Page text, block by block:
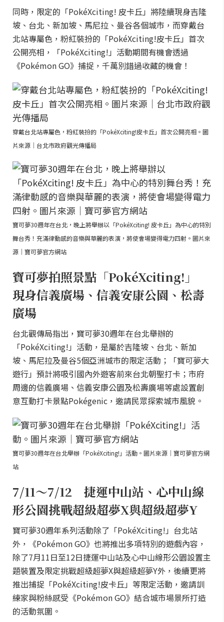
同時，限定的「PokéXciting! 皮卡丘」將陸續現身吉隆
坡、台北、新加坡、馬尼拉、曼谷各個城市，而穿戴台
北站專屬色，粉紅裝扮的「PokéXciting!皮卡丘」首次
公開亮相，「PokéXciting!」活動期間有機會透過
《Pokémon GO》捕捉，千萬別錯過收藏的機會！
穿戴台北站專屬色，粉紅裝扮的「PokéXciting!皮卡丘」首次公開亮相。圖
片來源｜台北市政府觀光傳播局
寶可夢30週年在台北，晚上將舉辦以「PokéXciting! 皮卡丘」為中心的特別
舞台秀！充滿律動感的音樂與華麗的表演，將使會場變得電力四射。圖片來
源｜寶可夢官方網站
寶可夢拍照景點「PokéXciting!」
現身信義廣場、信義安康公園、松壽
廣場
台北觀傳局指出，寶可夢30週年在台北舉辦的
「PokéXciting!」活動，是屬於吉隆坡、台北、新加
坡、馬尼拉及曼谷5個亞洲城市的限定活動；「寶可夢大
遊行」預計將吸引國內外遊客前來台北朝聖打卡；市府
周邊的信義廣場、信義安康公園及松壽廣場等處設置創
意互動打卡景點Pokégenic，邀請民眾探索城市風貌。
寶可夢30週年在台北舉辦「PokéXciting!」活動。圖片來源｜寶可夢官方網
站
7/11～7/12 捷運中山站、心中山線
形公園挑戰超級超夢X與超級超夢Y
寶可夢30週年系列活動除了「PokéXciting!」台北站
外，《Pokémon GO》也將推出多項特別的遊戲內容，
除了7月11日至12日捷運中山站及心中山線形公園設置主
題裝置及限定挑戰超級超夢X與超級超夢Y外，後續更將
推出捕捉「PokéXciting!皮卡丘」等限定活動，邀請訓
練家與粉絲感受《Pokémon GO》結合城市場景所打造
的活動氛圍。